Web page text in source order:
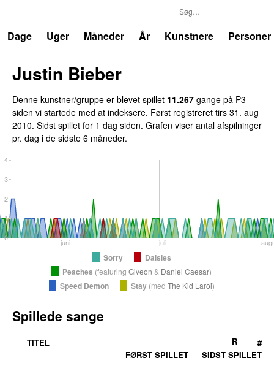
Dage
Uger Måneder År Kunstnere Personer
Justin Bieber
Denne kunstner/gruppe er blevet spillet 11.267 gange på P3
siden vi startede med at indeksere. Først registreret tirs 31. aug
2010. Sidst spillet for 1 dag siden. Grafen viser antal afspilninger
pr. dag i de sidste 6 måneder.
juni juli
0
1
2
3
4
Sorry
Daisies
Peaches (featuring Giveon & Daniel Caesar)
Speed Demon Stay(med The Kid Laroi)
Spillede sange
TITEL
FØRST SPILLET
SIDST SPILLET
R #